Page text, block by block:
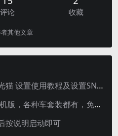
评论 收藏
其他文章
VSOL V2802RH 2.5g光猫 设置使用教程及设置SN教程-附带稳定固件使用手册等
[端游] QQ飞车端游单机版，各种车套装都有，免虚拟机
按说明启动即可